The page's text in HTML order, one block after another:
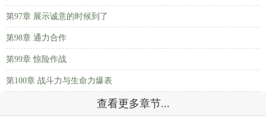
第97章 展示诚意的时候到了
第98章 通力合作
第99章 惊险作战
第100章 战斗力与生命力爆表
查看更多章节...